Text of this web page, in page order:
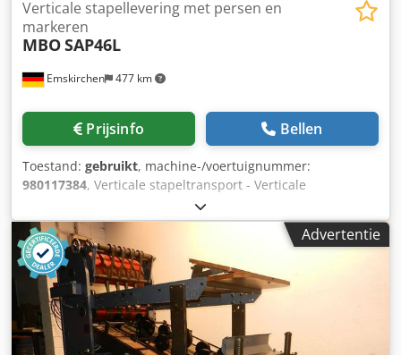
Emskirchen 477 km
Verticale stapellevering met persen en
markeren
MBOSAP46L
Prijsinfo Bellen
Toestand: gebruikt, machine-/voertuignummer:
980117384, Verticale stapeltransport - Verticale
stapeltransport met pers- en markeerapparaat MBO
SAP46L Online video-inspectie via Skype Video Wij
verheugen ons op uw bezoek - meer machines op voorraad
Csdpsh Axqfsfx Ankorf Onmiddellijk beschikbaar - Kan
worden geïnspecteerd Op voorraad Emskirchen /
Neurenberg - Kan getest worden
Advertentie